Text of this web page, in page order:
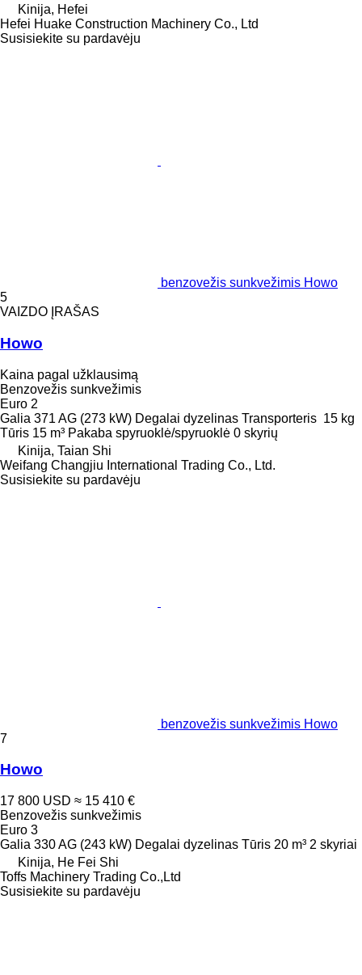
Kinija, Hefei
Hefei Huake Construction Machinery Co., Ltd
Susisiekite su pardavėju
benzovežis sunkvežimis Howo
5
VAIZDO ĮRAŠAS
Howo
Kaina pagal užklausimą
Benzovežis sunkvežimis
Euro 2
Galia 371 AG (273 kW) Degalai dyzelinas Transporteris 15 kg
Tūris 15 m³ Pakaba spyruoklė/spyruoklė 0 skyrių
Kinija, Taian Shi
Weifang Changjiu International Trading Co., Ltd.
Susisiekite su pardavėju
benzovežis sunkvežimis Howo
7
Howo
17 800 USD ≈ 15 410 €
Benzovežis sunkvežimis
Euro 3
Galia 330 AG (243 kW) Degalai dyzelinas Tūris 20 m³ 2 skyriai
Kinija, He Fei Shi
Toffs Machinery Trading Co.,Ltd
Susisiekite su pardavėju